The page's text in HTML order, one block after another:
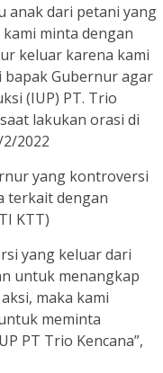
anak dari petani yang
minta dengan
keluar karena kami
bapak Gubernur agar
(IUP) PT. Trio
lakukan orasi di
2022
yang kontroversi
terkait dengan
KTT)
yang keluar dari
untuk menangkap
maka kami
meminta
PT Trio Kencana”,